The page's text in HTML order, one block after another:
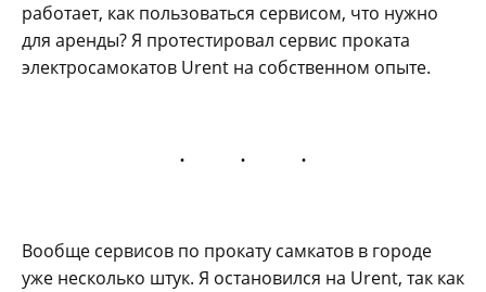
работает, как пользоваться сервисом, что нужно
для аренды? Я протестировал сервис проката
электросамокатов Urent на собственном опыте.
Вообще сервисов по прокату самкатов в городе
уже несколько штук. Я остановился на Urent, так как